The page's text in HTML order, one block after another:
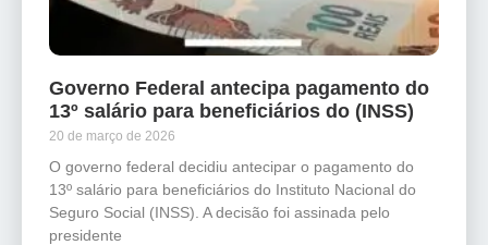
Governo Federal antecipa pagamento do
13º salário para beneficiários do (INSS)
20 de março de 2026
O governo federal decidiu antecipar o pagamento do
13º salário para beneficiários do Instituto Nacional do
Seguro Social (INSS). A decisão foi assinada pelo
presidente